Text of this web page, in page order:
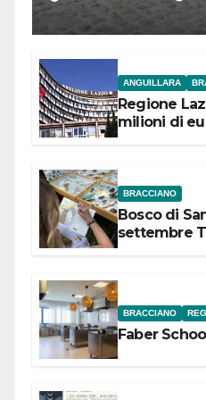
ANGUILLARA
Regione
milioni di
BRACCIANO
Bosco di
settembre
BRACCIANO
Faber